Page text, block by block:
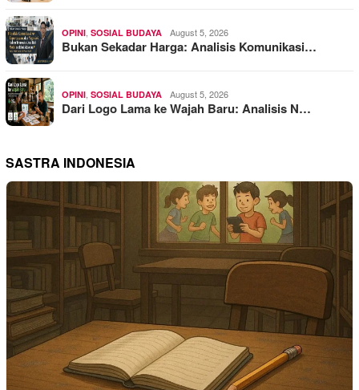
OPINI SOSIAL BUDAYA August 5, 2026
Bukan Sekadar Harga: Analisis Komunikasi…
OPINI SOSIAL BUDAYA August 5, 2026
Dari Logo Lama ke Wajah Baru: Analisis N…
SASTRA INDONESIA